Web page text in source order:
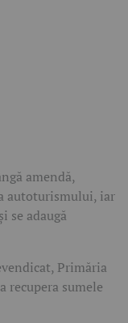
amendă,
autoturismului, iar
se adaugă
Primăria
recupera sumele